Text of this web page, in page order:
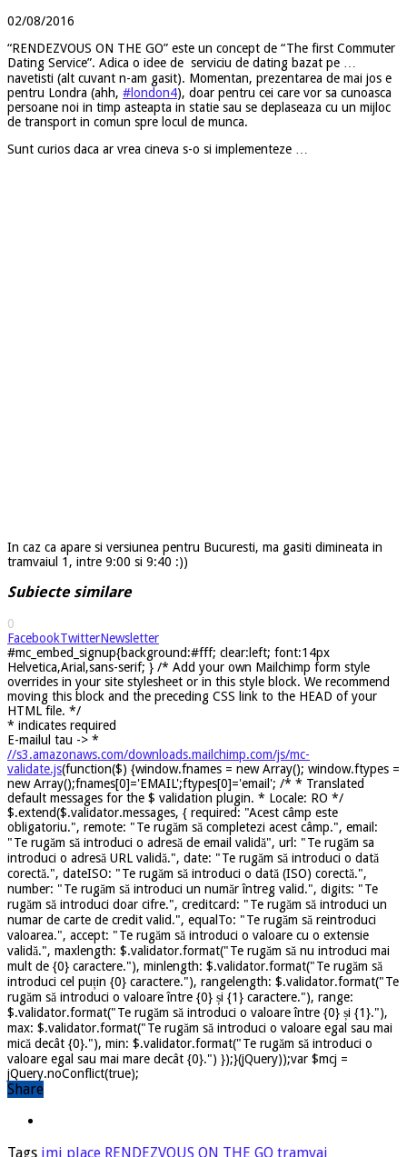
02/08/2016
“RENDEZVOUS ON THE GO” este un concept de “The first Commuter
Dating Service”. Adica o idee de serviciu de dating bazat pe …
navetisti (alt cuvant n-am gasit). Momentan, prezentarea de mai jos e
pentru Londra (ahh, #london4), doar pentru cei care vor sa cunoasca
persoane noi in timp asteapta in statie sau se deplaseaza cu un mijloc
de transport in comun spre locul de munca.
Sunt curios daca ar vrea cineva s-o si implementeze …
In caz ca apare si versiunea pentru Bucuresti, ma gasiti dimineata in
tramvaiul 1, intre 9:00 si 9:40 :))
Subiecte similare
0
FacebookTwitterNewsletter
#mc_embed_signup{background:#fff; clear:left; font:14px
Helvetica,Arial,sans-serif; } /* Add your own Mailchimp form style
overrides in your site stylesheet or in this style block. We recommend
moving this block and the preceding CSS link to the HEAD of your
HTML file. */
* indicates required
E-mailul tau -> *
//s3.amazonaws.com/downloads.mailchimp.com/js/mc-
validate.js(function($) {window.fnames = new Array(); window.ftypes =
new Array();fnames[0]='EMAIL';ftypes[0]='email'; /* * Translated
default messages for the $ validation plugin. * Locale: RO */
$.extend($.validator.messages, { required: "Acest câmp este
obligatoriu.", remote: "Te rugăm să completezi acest câmp.", email:
"Te rugăm să introduci o adresă de email validă", url: "Te rugăm sa
introduci o adresă URL validă.", date: "Te rugăm să introduci o dată
corectă.", dateISO: "Te rugăm să introduci o dată (ISO) corectă.",
number: "Te rugăm să introduci un număr întreg valid.", digits: "Te
rugăm să introduci doar cifre.", creditcard: "Te rugăm să introduci un
numar de carte de credit valid.", equalTo: "Te rugăm să reintroduci
valoarea.", accept: "Te rugăm să introduci o valoare cu o extensie
validă.", maxlength: $.validator.format("Te rugăm să nu introduci mai
mult de {0} caractere."), minlength: $.validator.format("Te rugăm să
introduci cel puțin {0} caractere."), rangelength: $.validator.format("Te
rugăm să introduci o valoare între {0} și {1} caractere."), range:
$.validator.format("Te rugăm să introduci o valoare între {0} și {1}."),
max: $.validator.format("Te rugăm să introduci o valoare egal sau mai
mică decât {0}."), min: $.validator.format("Te rugăm să introduci o
valoare egal sau mai mare decât {0}.") });}(jQuery));var $mcj =
jQuery.noConflict(true);
Share
Tags imi place RENDEZVOUS ON THE GO tramvai